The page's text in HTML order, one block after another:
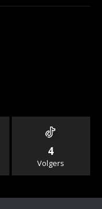
4
Volgers